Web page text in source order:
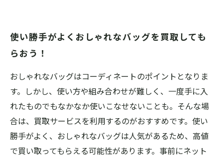
使い勝手がよくおしゃれなバッグを買取しても
らおう！
おしゃれなバッグはコーディネートのポイントとなりま
す。しかし、使い方や組み合わせが難しく、一度手に入
れたものでもなかなか使いこなせないことも。そんな場
合は、買取サービスを利用するのがおすすめです。使い
勝手がよく、おしゃれなバッグは人気があるため、高値
で買い取ってもらえる可能性があります。事前にネット